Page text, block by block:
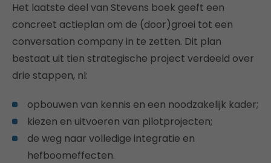
Het laatste deel van Stevens boek geeft een
concreet actieplan om de (door)groei tot een
conversation company in te zetten. Dit plan
bestaat uit tien strategische project verdeeld over
drie stappen, nl:
opbouwen van kennis en een noodzakelijk kader;
kiezen en uitvoeren van pilotprojecten;
de weg naar volledige integratie en
hefboomeffecten.